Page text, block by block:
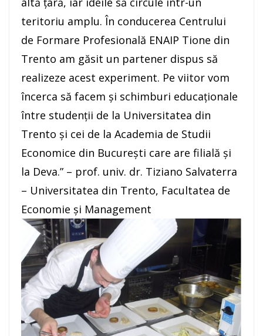
teritoriu amplu. În conducerea Centrului
de Formare Profesională ENAIP Tione din
Trento am găsit un partener dispus să
realizeze acest experiment. Pe viitor vom
încerca să facem și schimburi educaționale
între studenții de la Universitatea din
Trento și cei de la Academia de Studii
Economice din Bucureşti care are filială și
la Deva.” – prof. univ. dr. Tiziano Salvaterra
– Universitatea din Trento, Facultatea de
Economie și Management